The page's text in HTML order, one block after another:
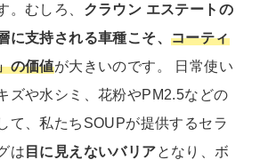
。むしろ、 クラウン エステートの
に支持される車種こそ、 コーティ
の価値が大きいのです。 日常使い
ズや水シミ、花粉やPM2.5などの
て、私たちSOUPが提供するセラ
は 目に見えないバリアとなり、ボ